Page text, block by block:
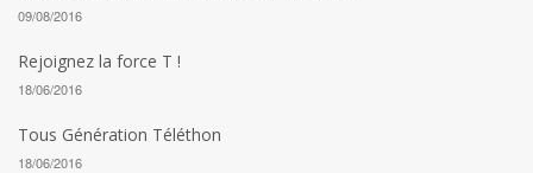
09/08/2016
Rejoignez la force T !
18/06/2016
Tous Génération Téléthon
18/06/2016